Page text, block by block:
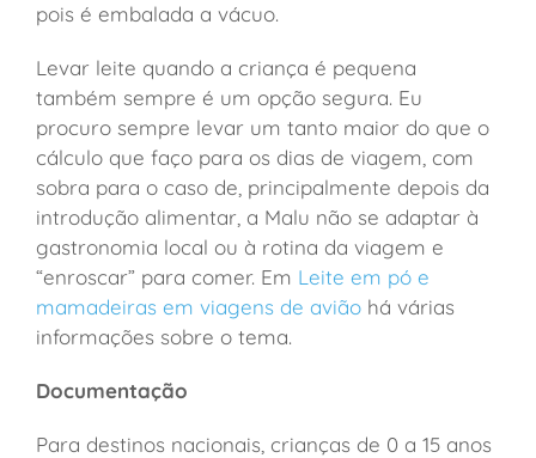
pois é embalada a vácuo.
Levar leite quando a criança é pequena
também sempre é um opção segura. Eu
procuro sempre levar um tanto maior do que o
cálculo que faço para os dias de viagem, com
sobra para o caso de, principalmente depois da
introdução alimentar, a Malu não se adaptar à
gastronomia local ou à rotina da viagem e
“enroscar” para comer. Em Leite em pó e
mamadeiras em viagens de aviãohá várias
informações sobre o tema.
Documentação
Para destinos nacionais, crianças de 0 a 15 anos